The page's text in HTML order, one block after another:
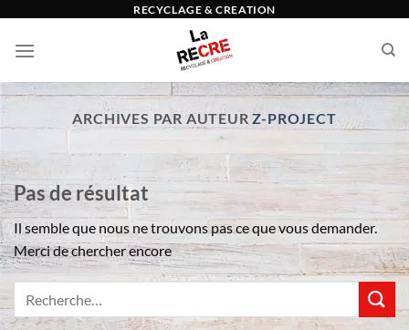
contenu
RECYCLAGE & CREATION
ARCHIVES PAR AUTEURZ-PROJECT
Pas de résultat
Il semble que nous ne trouvons pas ce que vous demander.
Merci de chercher encore